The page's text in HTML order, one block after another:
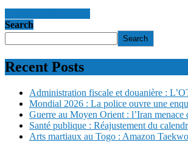
Search
Search
Recent Posts
Administration fiscale et douanière :
Mondial 2026 : La police ouvre une
Guerre au Moyen Orient : l’Iran
Santé publique : Réajustement du
Arts martiaux au Togo : Amazon